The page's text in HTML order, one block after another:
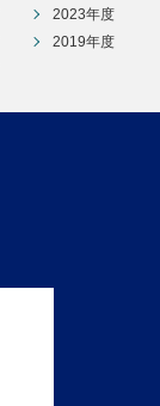
2023年度
2019年度